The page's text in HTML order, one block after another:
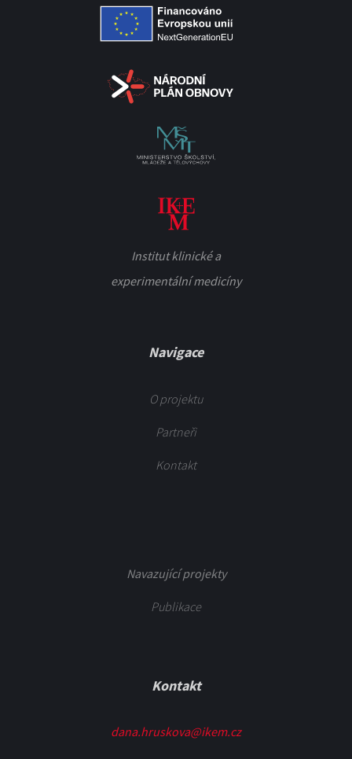
Institut klinické a
experimentální medicíny
Navigace
O projektu
Partneři
Kontakt
Navazující projekty
Publikace
Kontakt
dana.hruskova@ikem.cz